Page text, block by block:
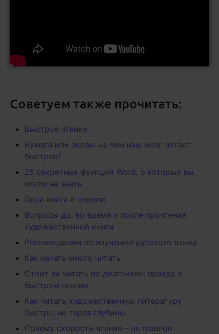
Советуем также прочитать:
Быстрое чтение
Бумага или экран: на чем наш мозг читает
быстрее?
25 секретных функций Word, о которых вы
могли не знать
Одна книга в неделю
Вопросы до, во время и после прочтения
художественной книги
Рекомендации по изучению русского языка
Как начать много читать
Стоит ли читать по диагонали: правда о
быстром чтении
Как читать художественную литературу
быстро, не теряя глубины
Почему скорость чтения – не главное